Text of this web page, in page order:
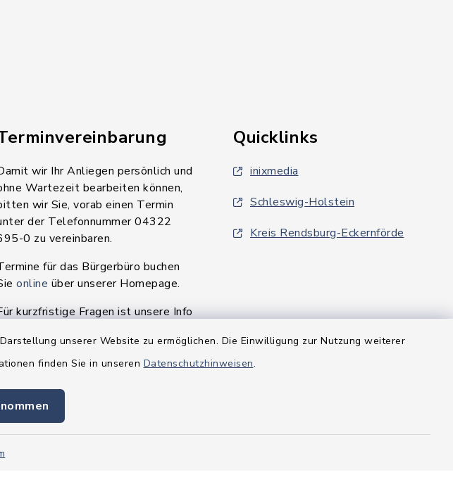
unserer Website zu ermöglichen. Die Einwilligung zur Nutzung weiterer
finden Sie in unseren Datenschutzhinweisen.
wir Ihr Anliegen persönlich und
Wartezeit bearbeiten können,
wir Sie, vorab einen Termin
der Telefonnummer 04322
0 zu vereinbaren.
für das Bürgerbüro buchen
online über unserer Homepage.
kurzfristige Fragen ist unsere Info
da.
Quicklinks
inixmedia
Schleswig-Holstein
Kreis Rendsburg-Eckernförde